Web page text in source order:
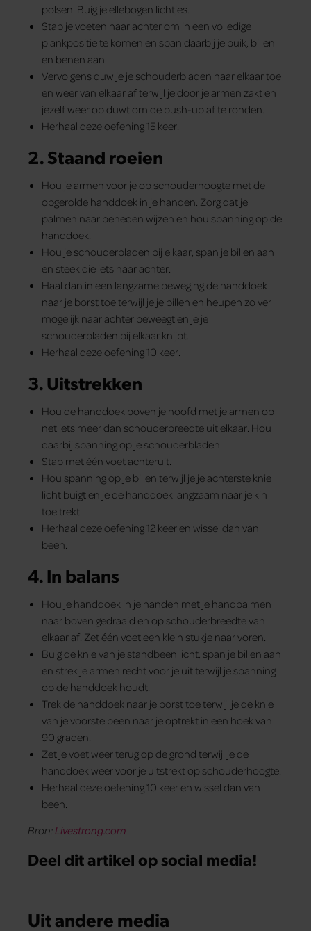
polsen. Buig je ellebogen lichtjes.
Stap je voeten naar achter om in een volledige
plankpositie te komen en span daarbij je buik, billen
en benen aan.
Vervolgens duw je je schouderbladen naar elkaar toe
en weer van elkaar af terwijl je door je armen zakt en
jezelf weer op duwt om de push-up af te ronden.
Herhaal deze oefening 15 keer.
2. Staand roeien
Hou je armen voor je op schouderhoogte met de
opgerolde handdoek in je handen. Zorg dat je
palmen naar beneden wijzen en hou spanning op de
handdoek.
Hou je schouderbladen bij elkaar, span je billen aan
en steek die iets naar achter.
Haal dan in een langzame beweging de handdoek
naar je borst toe terwijl je je billen en heupen zo ver
mogelijk naar achter beweegt en je je
schouderbladen bij elkaar knijpt.
Herhaal deze oefening 10 keer.
3. Uitstrekken
Hou de handdoek boven je hoofd met je armen op
net iets meer dan schouderbreedte uit elkaar. Hou
daarbij spanning op je schouderbladen.
Stap met één voet achteruit.
Hou spanning op je billen terwijl je je achterste knie
licht buigt en je de handdoek langzaam naar je kin
toe trekt.
Herhaal deze oefening 12 keer en wissel dan van
been.
4. In balans
Hou je handdoek in je handen met je handpalmen
naar boven gedraaid en op schouderbreedte van
elkaar af. Zet één voet een klein stukje naar voren.
Buig de knie van je standbeen licht, span je billen aan
en strek je armen recht voor je uit terwijl je spanning
op de handdoek houdt.
Trek de handdoek naar je borst toe terwijl je de knie
van je voorste been naar je optrekt in een hoek van
90 graden.
Zet je voet weer terug op de grond terwijl je de
handdoek weer voor je uitstrekt op schouderhoogte.
Herhaal deze oefening 10 keer en wissel dan van
been.
Bron:Livestrong.com
Deel dit artikel op social media!
Uit andere media